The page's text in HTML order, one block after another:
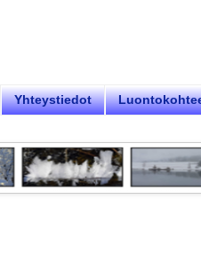
Yhteystiedot